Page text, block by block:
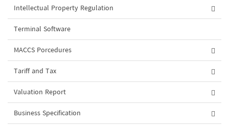
Intellectual Property Regulation
Terminal Software
MACCS Porcedures
Tariff and Tax
Valuation Report
Business Specification